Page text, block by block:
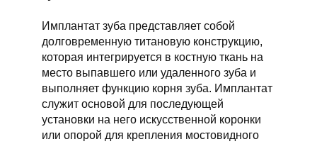
Имплантат зуба представляет собой
долговременную титановую конструкцию,
которая интегрируется в костную ткань на
место выпавшего или удаленного зуба и
выполняет функцию корня зуба. Имплантат
служит основой для последующей
установки на него искусственной коронки
или опорой для крепления мостовидного